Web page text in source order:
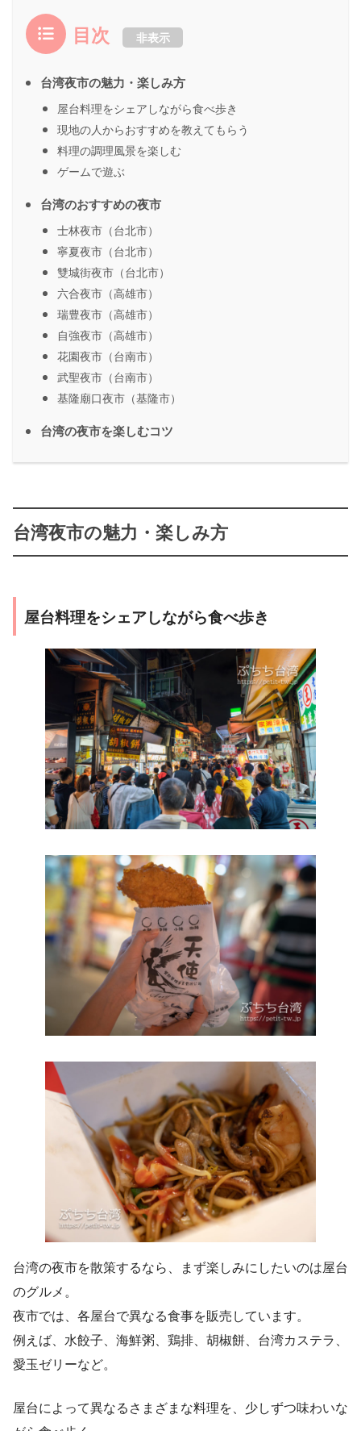
目次 非表示
台湾夜市の魅力・楽しみ方
屋台料理をシェアしながら食べ歩き
現地の人からおすすめを教えてもらう
料理の調理風景を楽しむ
ゲームで遊ぶ
台湾のおすすめの夜市
士林夜市（台北市）
寧夏夜市（台北市）
雙城街夜市（台北市）
六合夜市（高雄市）
瑞豊夜市（高雄市）
自強夜市（高雄市）
花園夜市（台南市）
武聖夜市（台南市）
基隆廟口夜市（基隆市）
台湾の夜市を楽しむコツ
台湾夜市の魅力・楽しみ方
屋台料理をシェアしながら食べ歩き
台湾の夜市を散策するなら、まず楽しみにしたいのは屋台
のグルメ。
夜市では、各屋台で異なる食事を販売しています。
例えば、水餃子、海鮮粥、鶏排、胡椒餅、台湾カステラ、
愛玉ゼリーなど。
屋台によって異なるさまざまな料理を、少しずつ味わいな